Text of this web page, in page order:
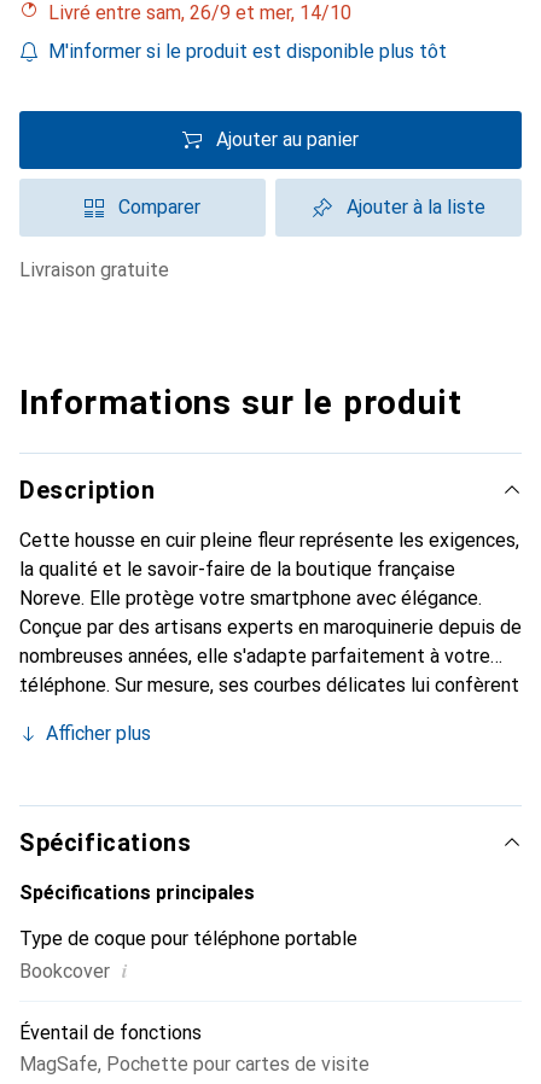
Livré entre sam, 26/9 et mer, 14/10
M'informer si le produit est disponible plus tôt
Ajouter au panier
Comparer Ajouter à la liste
livraison gratuite
Informations sur le produit
Description
Cette housse en cuir pleine fleur représente les exigences,
la qualité et le savoir-faire de la boutique française
Noreve. Elle protège votre smartphone avec élégance.
Conçue par des artisans experts en maroquinerie depuis de
nombreuses années, elle s'adapte parfaitement à votre
téléphone. Sur mesure, ses courbes délicates lui confèrent
et indispensable pour votre smartphone. Reconnaissable à
marque Noreve est un choix fiable pour une clientèle
exigeante.
Afficher plus
Spécifications
Spécifications principales
Type de coque pour téléphone portable
Bookcover i
Éventail de fonctions
MagSafe, Pochette pour cartes de visite